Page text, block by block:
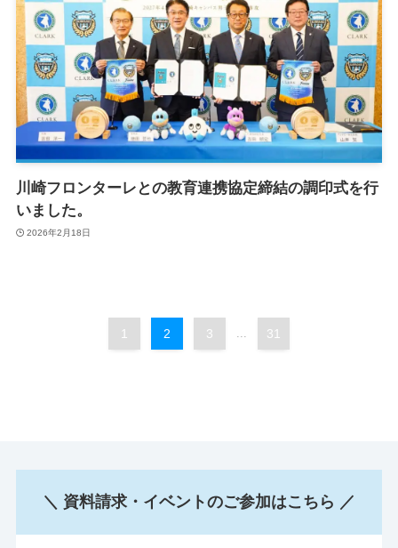
川崎フロンターレとの教育連携協定締結の調印式を行
いました。
2026年2月18日
1 2 3 ... 31
＼ 資料請求・イベントのご参加はこちら ／